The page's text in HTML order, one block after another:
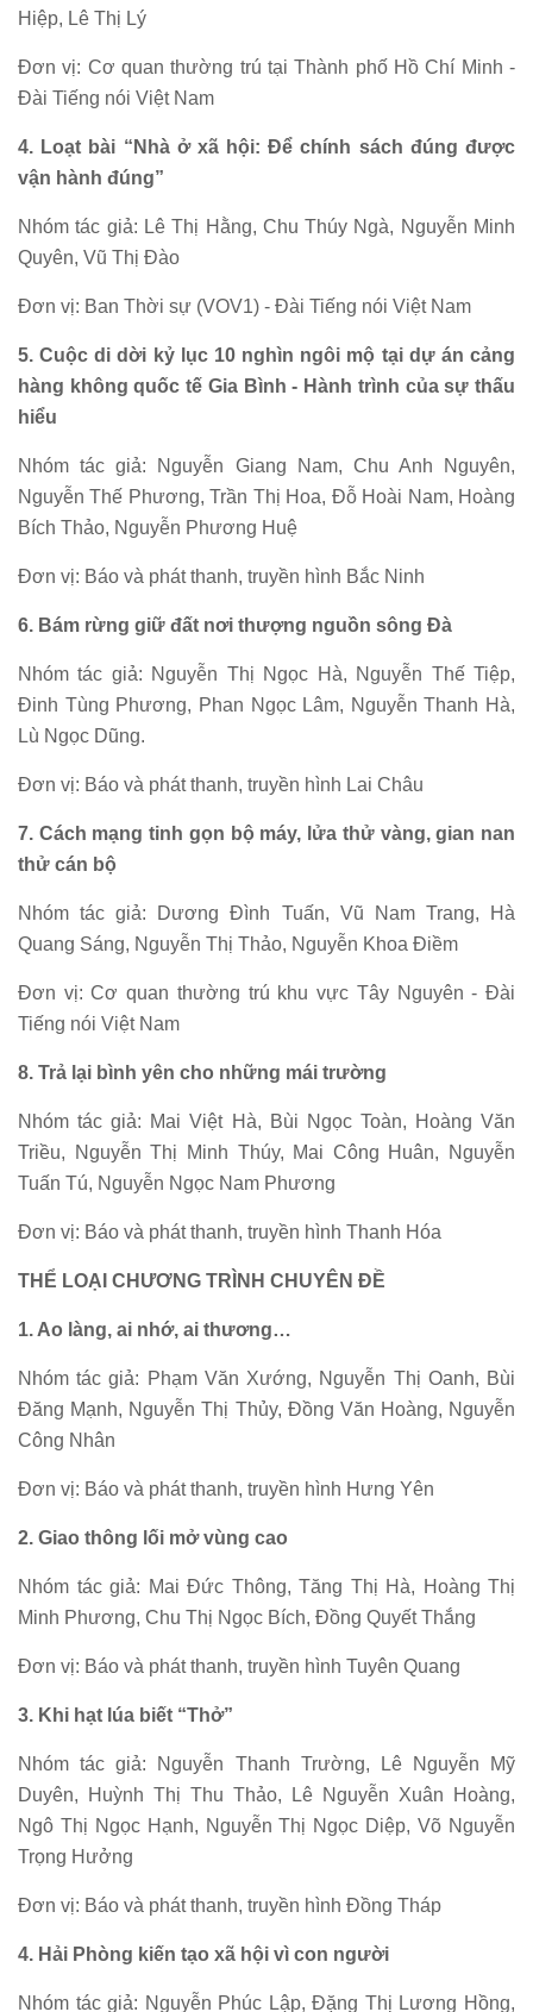
Hiệp, Lê Thị Lý
Đơn vị: Cơ quan thường trú tại Thành phố Hồ Chí Minh -
Đài Tiếng nói Việt Nam
4. Loạt bài “Nhà ở xã hội: Để chính sách đúng được
vận hành đúng”
Nhóm tác giả: Lê Thị Hằng, Chu Thúy Ngà, Nguyễn Minh
Quyên, Vũ Thị Đào
Đơn vị: Ban Thời sự (VOV1) - Đài Tiếng nói Việt Nam
5. Cuộc di dời kỷ lục 10 nghìn ngôi mộ tại dự án cảng
hàng không quốc tế Gia Bình - Hành trình của sự thấu
hiểu
Nhóm tác giả: Nguyễn Giang Nam, Chu Anh Nguyên,
Nguyễn Thế Phương, Trần Thị Hoa, Đỗ Hoài Nam, Hoàng
Bích Thảo, Nguyễn Phương Huệ
Đơn vị: Báo và phát thanh, truyền hình Bắc Ninh
6. Bám rừng giữ đất nơi thượng nguồn sông Đà
Nhóm tác giả: Nguyễn Thị Ngọc Hà, Nguyễn Thế Tiệp,
Đinh Tùng Phương, Phan Ngọc Lâm, Nguyễn Thanh Hà,
Lù Ngọc Dũng.
Đơn vị: Báo và phát thanh, truyền hình Lai Châu
7. Cách mạng tinh gọn bộ máy, lửa thử vàng, gian nan
thử cán bộ
Nhóm tác giả: Dương Đình Tuấn, Vũ Nam Trang, Hà
Quang Sáng, Nguyễn Thị Thảo, Nguyễn Khoa Điềm
Đơn vị: Cơ quan thường trú khu vực Tây Nguyên - Đài
Tiếng nói Việt Nam
8. Trả lại bình yên cho những mái trường
Nhóm tác giả: Mai Việt Hà, Bùi Ngọc Toàn, Hoàng Văn
Triều, Nguyễn Thị Minh Thúy, Mai Công Huân, Nguyễn
Tuấn Tú, Nguyễn Ngọc Nam Phương
Đơn vị: Báo và phát thanh, truyền hình Thanh Hóa
THỂ LOẠI CHƯƠNG TRÌNH CHUYÊN ĐỀ
1. Ao làng, ai nhớ, ai thương…
Nhóm tác giả: Phạm Văn Xướng, Nguyễn Thị Oanh, Bùi
Đăng Mạnh, Nguyễn Thị Thủy, Đồng Văn Hoàng, Nguyễn
Công Nhân
Đơn vị: Báo và phát thanh, truyền hình Hưng Yên
2. Giao thông lối mở vùng cao
Nhóm tác giả: Mai Đức Thông, Tăng Thị Hà, Hoàng Thị
Minh Phương, Chu Thị Ngọc Bích, Đồng Quyết Thắng
Đơn vị: Báo và phát thanh, truyền hình Tuyên Quang
3. Khi hạt lúa biết “Thở”
Nhóm tác giả: Nguyễn Thanh Trường, Lê Nguyễn Mỹ
Duyên, Huỳnh Thị Thu Thảo, Lê Nguyễn Xuân Hoàng,
Ngô Thị Ngọc Hạnh, Nguyễn Thị Ngọc Diệp, Võ Nguyễn
Trọng Hưởng
Đơn vị: Báo và phát thanh, truyền hình Đồng Tháp
4. Hải Phòng kiến tạo xã hội vì con người
Nhóm tác giả: Nguyễn Phúc Lập, Đặng Thị Lương Hồng,